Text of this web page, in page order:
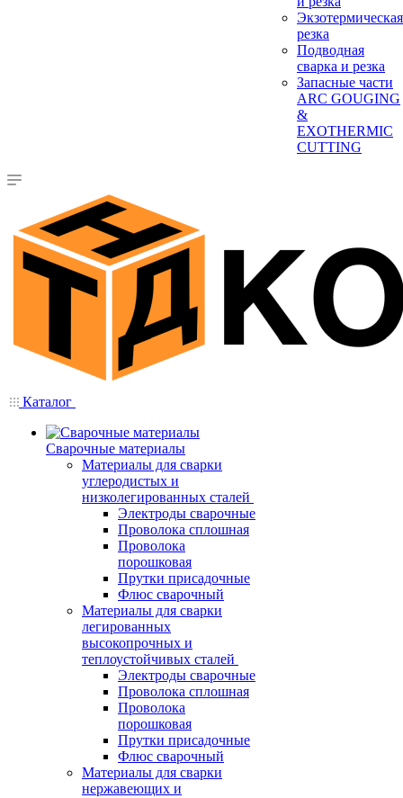
Экзотермическая
резка
Подводная
сварка и резка
Запасные части
ARC GOUGING
&
EXOTHERMIC
CUTTING
Каталог
Сварочные материалы
Материалы для сварки
углеродистых и
низколегированных сталей
Электроды сварочные
Проволока сплошная
Проволока
порошковая
Прутки присадочные
Флюс сварочный
Материалы для сварки
легированных
высокопрочных и
теплоустойчивых сталей
Электроды сварочные
Проволока сплошная
Проволока
порошковая
Прутки присадочные
Флюс сварочный
Материалы для сварки
нержавеющих и